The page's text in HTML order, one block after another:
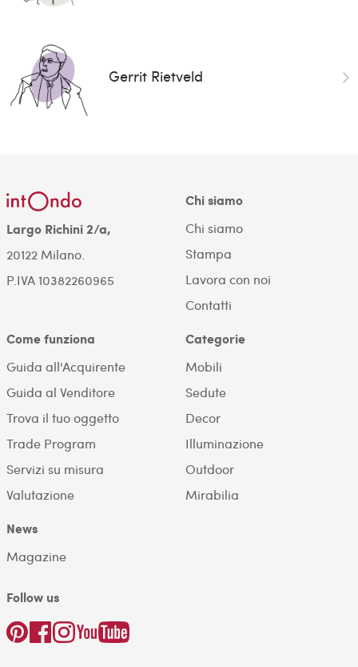
Gerrit Rietveld
Largo Richini 2/a,
20122 Milano.
P.IVA 10382260965
Chi siamo
Chi siamo
Stampa
Lavora con noi
Contatti
Come funziona
Guida all'Acquirente
Guida al Venditore
Trova il tuo oggetto
Trade Program
Servizi su misura
Valutazione
Categorie
Mobili
Sedute
Decor
Illuminazione
Outdoor
Mirabilia
News
Magazine
Follow us